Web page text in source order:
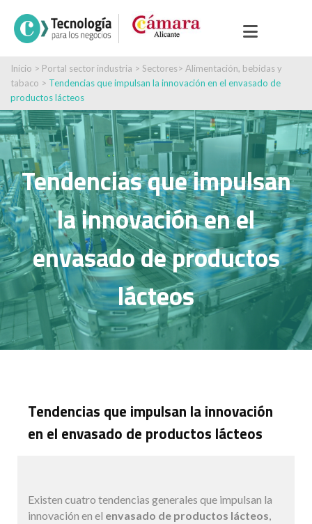
Inicio > Portal sector industria > Sectores> Alimentación, bebidas y
tabaco > Tendencias que impulsan la innovación en el envasado de
productos lácteos
Tendencias que impulsan
la innovación en el
envasado de productos
lácteos
Tendencias que impulsan la innovación
en el envasado de productos lácteos
Existen cuatro tendencias generales que impulsan la
innovación en el envasado de productos lácteos,